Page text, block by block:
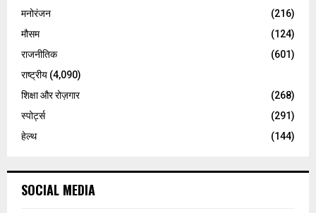
मनोरंजन
(216)
मौसम
(124)
राजनीतिक
(601)
राष्ट्रीय (4,090)
शिक्षा और रोज़गार
(268)
स्पोर्ट्स
(291)
हेल्थ
(144)
SOCIAL MEDIA